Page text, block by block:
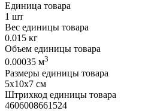
Единица товара
1 шт
Вес единицы товара
0.015 кг
Объем единицы товара
0.00035 м3
Размеры единицы товара
5х10х7 см
Штрихкод единицы товара
4606008661524